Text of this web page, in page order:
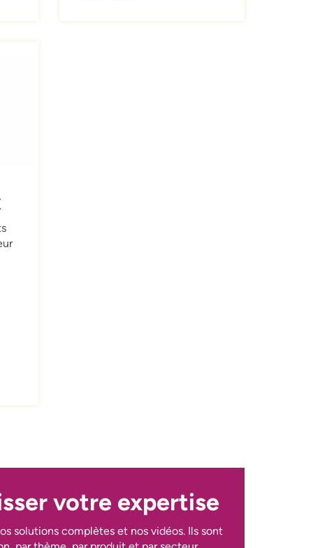
votre expertise
solutions complètes et nos vidéos. Ils sont